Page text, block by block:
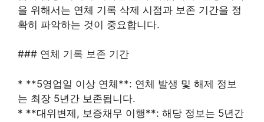
을 위해서는 연체 기록 삭제 시점과 보존 기간을 정
확히 파악하는 것이 중요합니다.
### 연체 기록 보존 기간
* **5영업일 이상 연체**: 연체 발생 및 해제 정보
는 최장 5년간 보존됩니다.
* **대위변제, 보증채무 이행**: 해당 정보는 5년간